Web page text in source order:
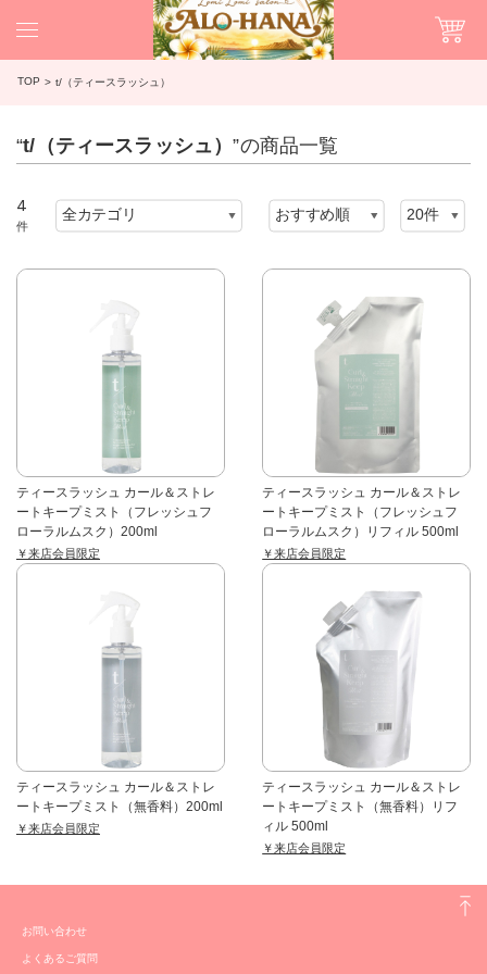
TOP t/（ティースラッシュ）
“t/（ティースラッシュ）”の商品一覧
4
件
ティースラッシュ カール＆ストレ
ートキープミスト（フレッシュフ
ローラルムスク）200ml
￥来店会員限定
ティースラッシュ カール＆ストレ
ートキープミスト（フレッシュフ
ローラルムスク）リフィル 500ml
￥来店会員限定
ティースラッシュ カール＆ストレ
ートキープミスト（無香料）200ml
￥来店会員限定
ティースラッシュ カール＆ストレ
ートキープミスト（無香料）リフ
ィル 500ml
￥来店会員限定
お問い合わせ
よくあるご質問